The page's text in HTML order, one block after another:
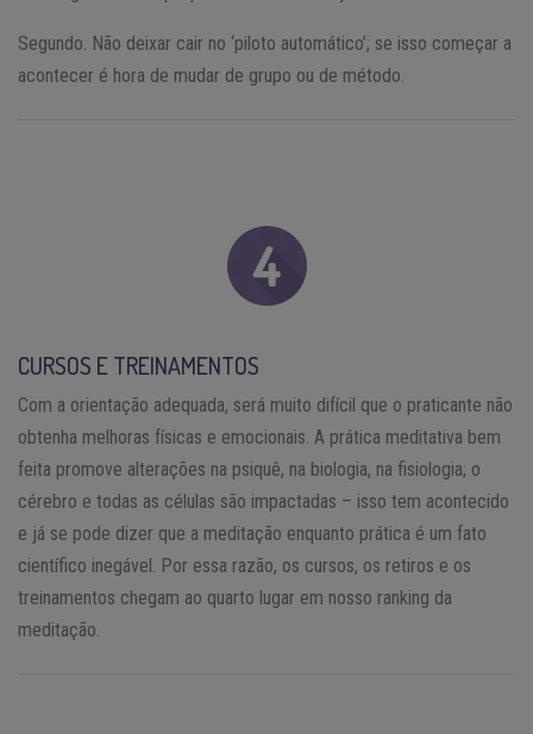
Segundo. Não deixar cair no ‘piloto automático’; se isso começar a
acontecer é hora de mudar de grupo ou de método.
CURSOS E TREINAMENTOS
Com a orientação adequada, será muito difícil que o praticante não
obtenha melhoras físicas e emocionais. A prática meditativa bem
feita promove alterações na psiquê, na biologia, na fisiologia; o
cérebro e todas as células são impactadas – isso tem acontecido
e já se pode dizer que a meditação enquanto prática é um fato
científico inegável. Por essa razão, os cursos, os retiros e os
treinamentos chegam ao quarto lugar em nosso ranking da
meditação.